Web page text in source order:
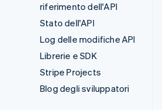
riferimento dell'API
Stato dell'API
Log delle modifiche API
Librerie e SDK
Stripe Projects
Blog degli sviluppatori